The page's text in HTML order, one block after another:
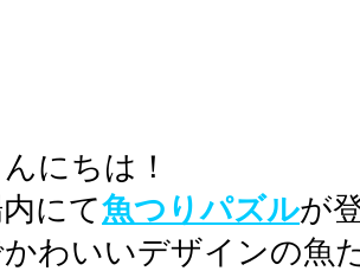
にちは！
にて魚つりパズルが
わいいデザインの魚